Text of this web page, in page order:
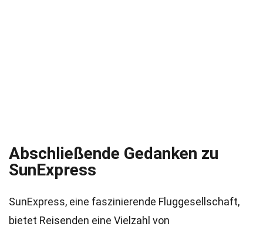
Abschließende Gedanken zu
SunExpress
SunExpress, eine faszinierende Fluggesellschaft,
bietet Reisenden eine Vielzahl von